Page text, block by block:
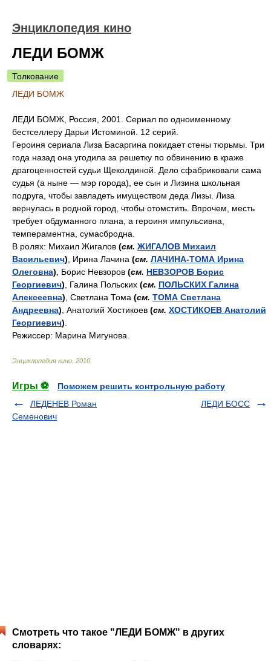
Энциклопедия кино
ЛЕДИ БОМЖ
Толкование
ЛЕДИ БОМЖ
ЛЕДИ БОМЖ, Россия, 2001. Сериал по одноименному
бестселлеру Дарьи Истоминой. 12 серий.
Героиня сериала Лиза Басаргина покидает стены тюрьмы. Три
года назад она угодила за решетку по обвинению в краже
драгоценностей судьи Щеколдиной. Дело сфабриковали сама
судья (а ныне — мэр города), ее сын и Лизина школьная
подруга, чтобы завладеть имуществом деда Лизы. Лиза
вернулась в родной город, чтобы отомстить. Впрочем, месть
требует обдуманного плана, а героиня импульсивна,
темпераментна, сумасбродна.
В ролях: Михаил Жигалов (см. ЖИГАЛОВ Михаил
Васильевич) , Ирина Лачина (см. ЛАЧИНА-ТОМА Ирина
Олеговна) , Борис Невзоров (см. НЕВЗОРОВ Борис
Георгиевич) , Галина Польских (см. ПОЛЬСКИХ Галина
Алексеевна) , Светлана Тома (см. ТОМА Светлана
Андреевна) , Анатолий Хостикоев (см. ХОСТИКОЕВ Анатолий
Георгиевич)
Режиссер: Марина Мигунова.
Энциклопедия кино 2010
Игры ⚽
Поможем решить контрольную работу
ЛЕДЕНЕВ Роман
Семенович
ЛЕДИ БОСС
Смотреть что такое "ЛЕДИ БОМЖ" в других
словарях: